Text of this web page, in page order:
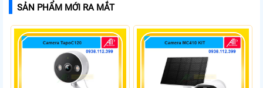
SẢN PHẨM MỚI RA MẮT